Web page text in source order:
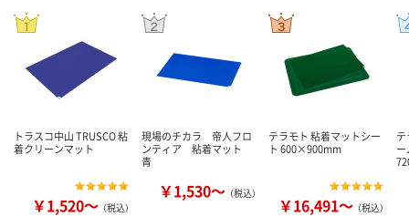
トラスコ中山 TRUSCO 粘
着クリーンマット
￥1,520～ （税込）
現場のチカラ 帝人フロ
ンティア 粘着マット
青
￥1,530～ （税込）
テラモト 粘着マットシー
ト 600×900mm
￥16,491～ （税込）